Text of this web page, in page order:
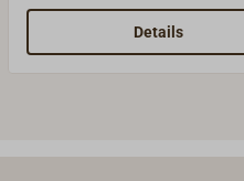
zusammenzustellen,
auch die Online-
Details